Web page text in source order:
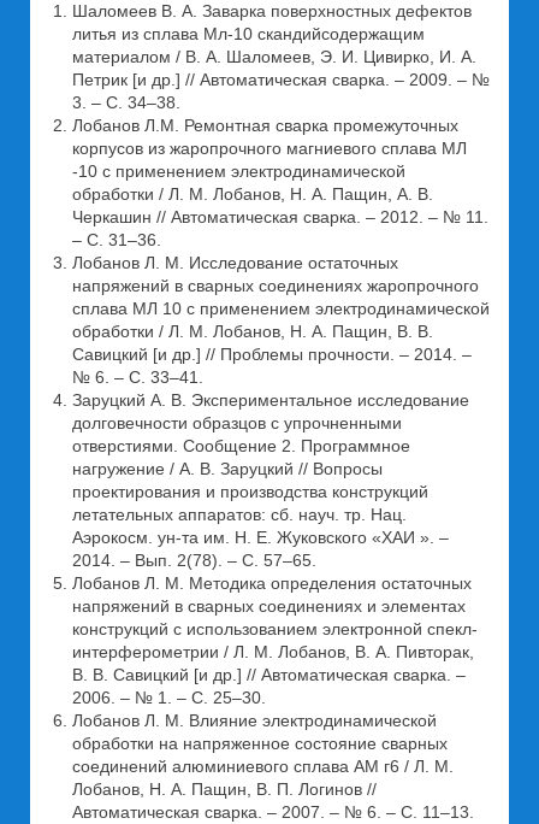
Шаломеев В. А. Заварка поверхностных дефектов
литья из сплава Мл-10 скандийсодержащим
материалом / В. А. Шаломеев, Э. И. Цивирко, И. А.
Петрик [и др.] // Автоматическая сварка. – 2009. – №
3. – С. 34–38.
Лобанов Л.М. Ремонтная сварка промежуточных
корпусов из жаропрочного магниевого сплава МЛ
-10 с применением электродинамической
обработки / Л. М. Лобанов, Н. А. Пащин, А. В.
Черкашин // Автоматическая сварка. – 2012. – № 11.
– С. 31–36.
Лобанов Л. М. Исследование остаточных
напряжений в сварных соединениях жаропрочного
сплава МЛ 10 с применением электродинамической
обработки / Л. М. Лобанов, Н. А. Пащин, В. В.
Савицкий [и др.] // Проблемы прочности. – 2014. –
№ 6. – С. 33–41.
Заруцкий А. В. Экспериментальное исследование
долговечности образцов с упрочненными
отверстиями. Сообщение 2. Программное
нагружение / А. В. Заруцкий // Вопросы
проектирования и производства конструкций
летательных аппаратов: сб. науч. тр. Нац.
Аэрокосм. ун-та им. Н. Е. Жуковского «ХАИ ». –
2014. – Вып. 2(78). – С. 57–65.
Лобанов Л. М. Методика определения остаточных
напряжений в сварных соединениях и элементах
конструкций с использованием электронной спекл-
интерферометрии / Л. М. Лобанов, В. А. Пивторак,
В. В. Савицкий [и др.] // Автоматическая сварка. –
2006. – № 1. – С. 25–30.
Лобанов Л. М. Влияние электродинамической
обработки на напряженное состояние сварных
соединений алюминиевого сплава АМ г6 / Л. М.
Лобанов, Н. А. Пащин, В. П. Логинов //
Автоматическая сварка. – 2007. – № 6. – С. 11–13.